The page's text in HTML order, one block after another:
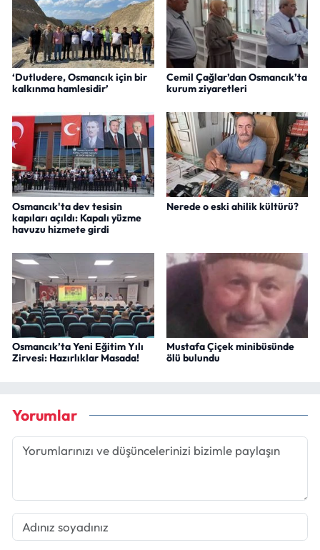
‘Dutludere, Osmancık için bir
kalkınma hamlesidir’
Cemil Çağlar’dan Osmancık’ta
kurum ziyaretleri
Osmancık'ta dev tesisin
kapıları açıldı: Kapalı yüzme
havuzu hizmete girdi
Nerede o eski ahilik kültürü?
Osmancık’ta Yeni Eğitim Yılı
Zirvesi: Hazırlıklar Masada!
Mustafa Çiçek minibüsünde
ölü bulundu
Yorumlar